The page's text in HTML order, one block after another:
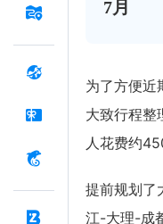
7月
为了方便近
大致行程整
人花费约
提前规划了
江-大理-成